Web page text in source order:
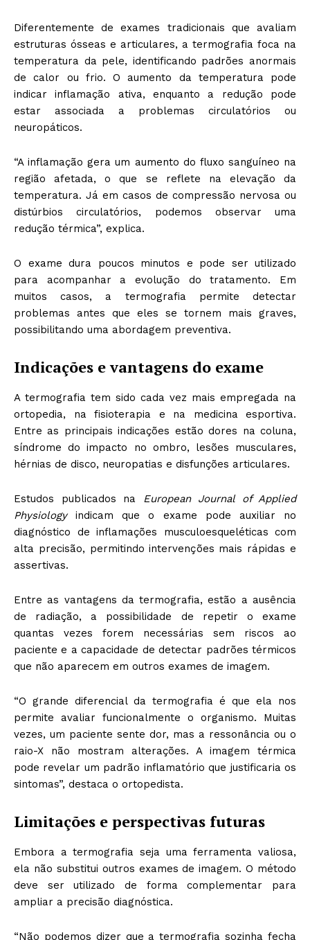
Diferentemente de exames tradicionais que avaliam
estruturas ósseas e articulares, a termografia foca na
temperatura da pele, identificando padrões anormais
de calor ou frio. O aumento da temperatura pode
indicar inflamação ativa, enquanto a redução pode
estar associada a problemas circulatórios ou
neuropáticos.
“A inflamação gera um aumento do fluxo sanguíneo na
região afetada, o que se reflete na elevação da
temperatura. Já em casos de compressão nervosa ou
distúrbios circulatórios, podemos observar uma
redução térmica”, explica.
O exame dura poucos minutos e pode ser utilizado
para acompanhar a evolução do tratamento. Em
muitos casos, a termografia permite detectar
problemas antes que eles se tornem mais graves,
possibilitando uma abordagem preventiva.
Indicações e vantagens do exame
A termografia tem sido cada vez mais empregada na
ortopedia, na fisioterapia e na medicina esportiva.
Entre as principais indicações estão dores na coluna,
síndrome do impacto no ombro, lesões musculares,
hérnias de disco, neuropatias e disfunções articulares.
Estudos publicados na
European Journal of Applied
Physiologyindicam que o exame pode auxiliar no
diagnóstico de inflamações musculoesqueléticas com
alta precisão, permitindo intervenções mais rápidas e
assertivas.
Entre as vantagens da termografia, estão a ausência
de radiação, a possibilidade de repetir o exame
quantas vezes forem necessárias sem riscos ao
paciente e a capacidade de detectar padrões térmicos
que não aparecem em outros exames de imagem.
“O grande diferencial da termografia é que ela nos
permite avaliar funcionalmente o organismo. Muitas
vezes, um paciente sente dor, mas a ressonância ou o
raio-X não mostram alterações. A imagem térmica
pode revelar um padrão inflamatório que justificaria os
sintomas”, destaca o ortopedista.
Limitações e perspectivas futuras
Embora a termografia seja uma ferramenta valiosa,
ela não substitui outros exames de imagem. O método
deve ser utilizado de forma complementar para
ampliar a precisão diagnóstica.
“Não podemos dizer que a termografia sozinha fecha